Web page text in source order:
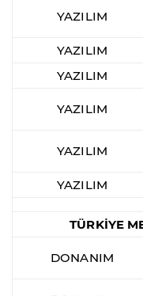
YAZILIM
YAZILIM
YAZILIM
YAZILIM
YAZILIM
YAZILIM
TÜRKİYE
DONANIM